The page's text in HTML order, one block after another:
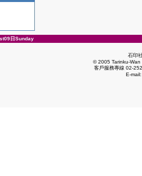
日Sunday
石印
© 2005 Tarinku-Wan
客戶服務專線 02-
E-